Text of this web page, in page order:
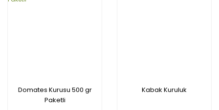
Domates Kurusu 500 gr
Paketli
Kabak Kuruluk